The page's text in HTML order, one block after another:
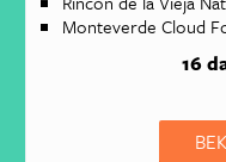
Monteverde Cloud
16